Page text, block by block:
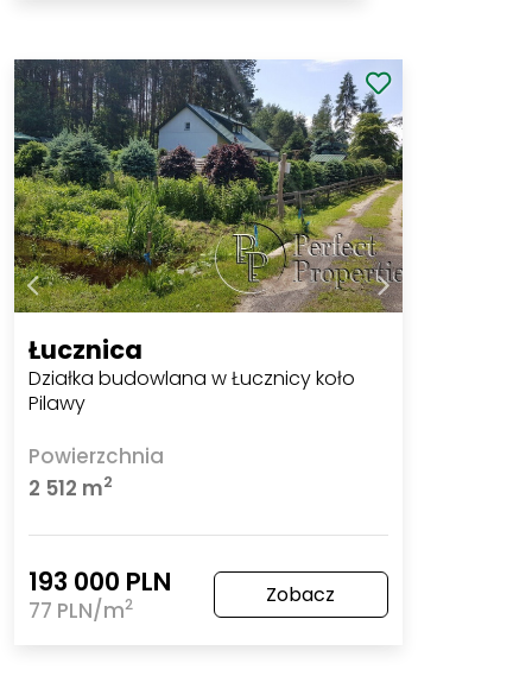
Łucznica
Działka budowlana w Łucznicy koło
Pilawy
Powierzchnia
2 512 m2
193 000 PLN
77 PLN/m2 Zobacz